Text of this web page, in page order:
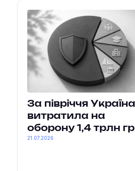
За півріччя Україна
витратила на
оборону 1,4 трлн
21.07.2026